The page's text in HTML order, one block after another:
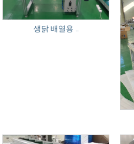
생닭 배열용 ..